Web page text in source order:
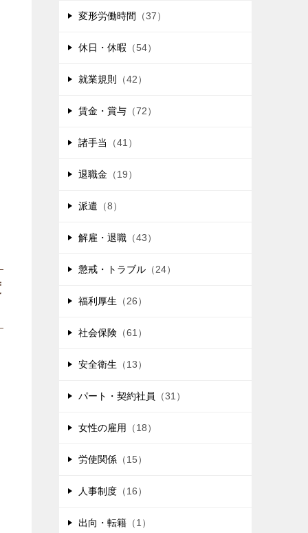
変形労働時間 （37）
休日・休暇 （54）
就業規則 （42）
賃金・賞与 （72）
諸手当 （41）
退職金 （19）
派遣 （8）
解雇・退職 （43）
懲戒・トラブル （24）
福利厚生 （26）
社会保険 （61）
安全衛生 （13）
パート・契約社員 （31）
女性の雇用 （18）
労使関係 （15）
人事制度 （16）
出向・転籍 （1）